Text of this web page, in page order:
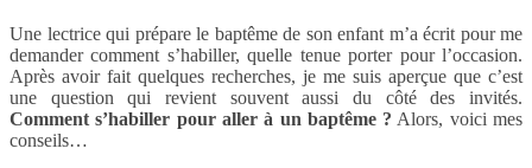
Une lectrice qui prépare le baptême de son enfant m’a écrit pour me
demander comment s’habiller, quelle tenue porter pour l’occasion.
Après avoir fait quelques recherches, je me suis aperçue que c’est
une question qui revient souvent aussi du côté des invités.
Comment s’habiller pour aller à un baptême ? Alors, voici mes
conseils…